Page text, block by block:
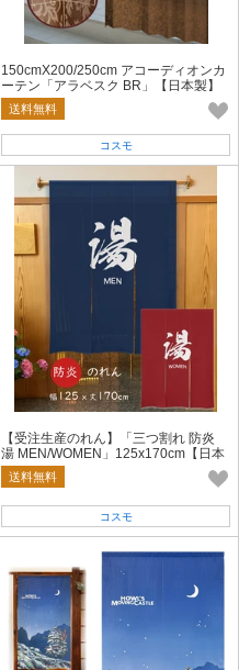
150cmX200/250cm アコーディオンカ
ーテン「アラベスク BR」【日本製】
ロング 間仕切り 目隠し
送料無料
コスモ
【受注生産のれん】「三つ割れ 防炎
湯 MEN/WOMEN」125x170cm【日本
製】和柄 和風 店舗 施設 向け
送料無料
コスモ